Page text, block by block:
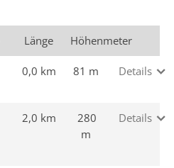
Länge Höhenmeter
0,0 km 81 m Details
2,0 km
280
m
Details